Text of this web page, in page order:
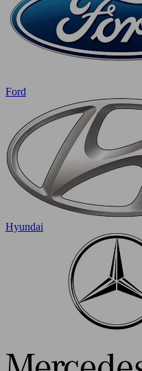
Ford
Hyundai